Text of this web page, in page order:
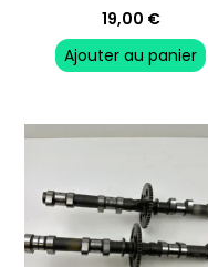
19,00 €
Ajouter au panier